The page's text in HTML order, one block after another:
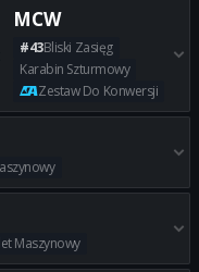
MCW
#43Bliski Zasięg
Karabin Szturmowy
Zestaw Do Konwersji
wszystkie najlepsze
wszystkie najlepsze
Maszynowy